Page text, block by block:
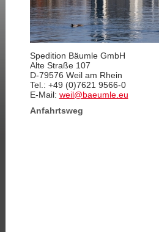
Spedition Bäumle GmbH
Alte Straße 107
D-79576 Weil am Rhein
Tel.: +49 (0)7621 9566-0
E-Mail: weil@baeumle.eu
Anfahrtsweg